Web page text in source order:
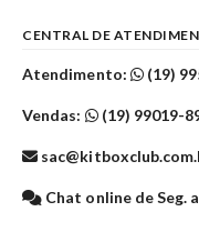
CENTRAL DE
Atendimento: (19)
Vendas: (19) 99019-
Chat online de Seg.